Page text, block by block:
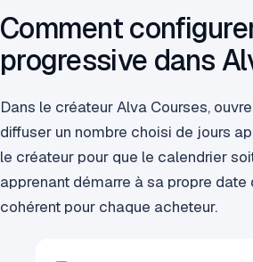
Comment
progressive dans
Dans le créateur Alva Courses,
diffuser un nombre choisi de jours
le créateur pour que le calendrier
apprenant démarre à sa propre
cohérent pour chaque acheteur.